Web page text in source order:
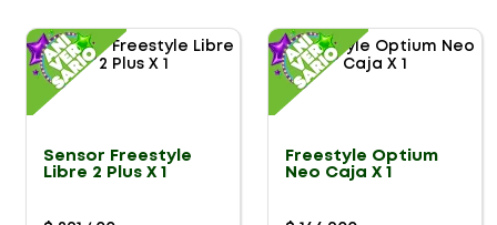
Sensor Freestyle
Libre 2 Plus X 1
Freestyle Optium
Neo Caja X 1